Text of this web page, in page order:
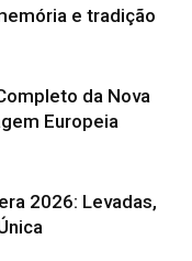
e tradição
da Nova
Europeia
2026: Levadas,